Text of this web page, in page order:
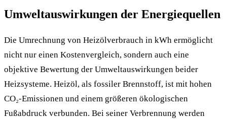
Umweltauswirkungen der Energiequellen
Die Umrechnung von Heizölverbrauch in kWh ermöglicht
nicht nur einen Kostenvergleich, sondern auch eine
objektive Bewertung der Umweltauswirkungen beider
Heizsysteme. Heizöl, als fossiler Brennstoff, ist mit hohen
CO₂-Emissionen und einem größeren ökologischen
Fußabdruck verbunden. Bei seiner Verbrennung werden